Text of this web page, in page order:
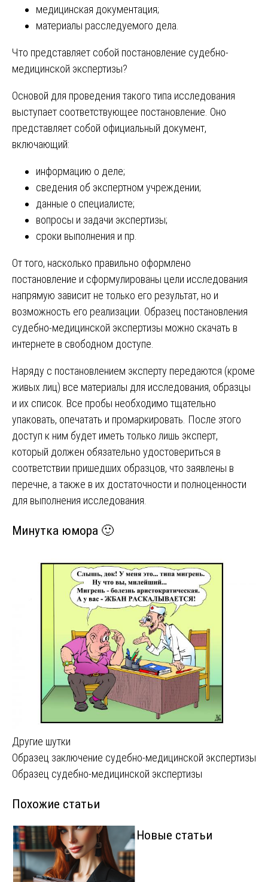
медицинская документация;
материалы расследуемого дела.
Что представляет собой постановление судебно-
медицинской экспертизы?
Основой для проведения такого типа исследования
выступает соответствующее постановление. Оно
представляет собой официальный документ,
включающий:
информацию о деле;
сведения об экспертном учреждении;
данные о специалисте;
вопросы и задачи экспертизы;
сроки выполнения и пр.
От того, насколько правильно оформлено
постановление и сформулированы цели исследования
напрямую зависит не только его результат, но и
возможность его реализации. Образец постановления
судебно-медицинской экспертизы можно скачать в
интернете в свободном доступе.
Наряду с постановлением эксперту передаются (кроме
живых лиц) все материалы для исследования, образцы
и их список. Все пробы необходимо тщательно
упаковать, опечатать и промаркировать. После этого
доступ к ним будет иметь только лишь эксперт,
который должен обязательно удостовериться в
соответствии пришедших образцов, что заявлены в
перечне, а также в их достаточности и полноценности
для выполнения исследования.
Минутка юмора 🙂
Другие шутки
Навигация
по
записям
Образец заключение судебно-медицинской экспертизы
Образец судебно-медицинской экспертизы
Похожие статьи
Новые статьи